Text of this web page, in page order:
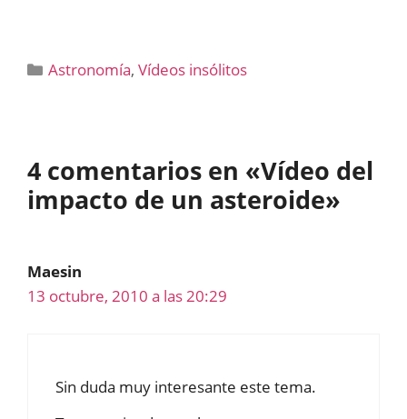
Categorías
Astronomía,Vídeos insólitos
4 comentarios en «Vídeo del
impacto de un asteroide»
Maesin
13 octubre, 2010 a las 20:29
Sin duda muy interesante este tema.